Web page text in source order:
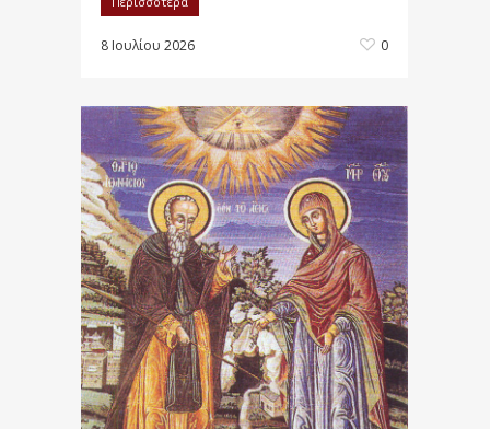
8 Ιουλίου 2026 0